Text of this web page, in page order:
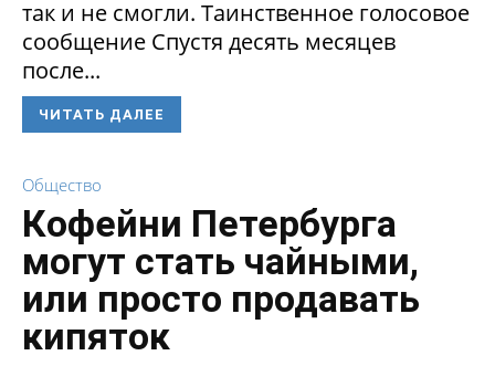
так и не смогли. Таинственное голосовое
сообщение Спустя десять месяцев
после...
ЧИТАТЬ ДАЛЕЕ
Общество
Кофейни Петербурга
могут стать чайными,
или просто продавать
кипяток